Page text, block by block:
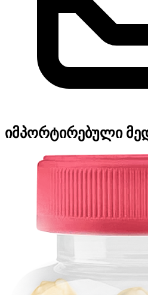
იმპორტირებული